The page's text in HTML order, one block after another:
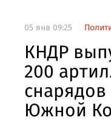
05 янв 09:25
КНДР
200
Южной